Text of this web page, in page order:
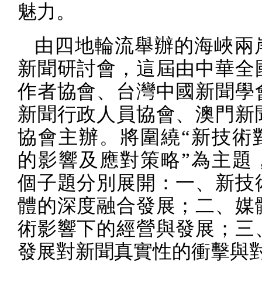
魅力。
由四地輪流舉辦的海峽兩
新聞研討會，這屆由中華全
作者協會、台灣中國新聞學
新聞行政人員協會、澳門新
協會主辦。將圍繞“新技術
的影響及應對策略”為主題
個子題分別展開：一、新技
體的深度融合發展；二、媒
術影響下的經營與發展；三
發展對新聞真實性的衝擊與